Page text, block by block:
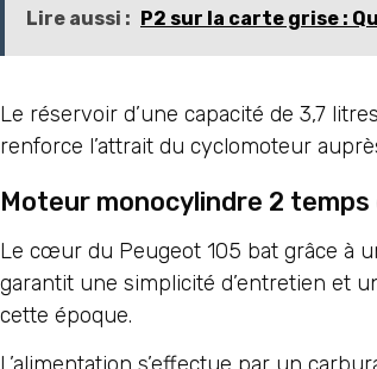
Lire aussi : P2 sur la carte grise :
Le réservoir d’une capacité de 3,7
renforce l’attrait du cyclomoteur
Moteur monocylindre 2
Le cœur du Peugeot 105 bat grâce à
garantit une simplicité d’entretien et
cette époque.